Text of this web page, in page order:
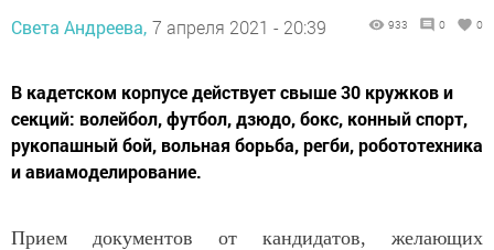
Света Андреева, 7 апреля 2021 - 20:39 933 0 0
В кадетском корпусе действует свыше 30 кружков и
секций: волейбол, футбол, дзюдо, бокс, конный спорт,
рукопашный бой, вольная борьба, регби, робототехника
и авиамоделирование.
Прием документов от кандидатов, желающих